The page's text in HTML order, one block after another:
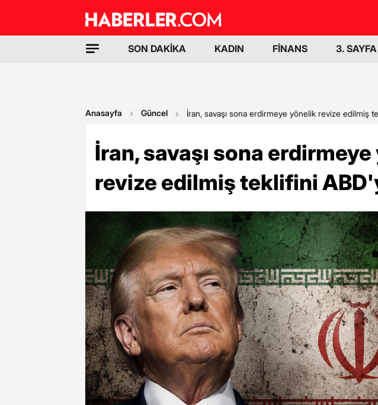
SON DAKİKA KADIN FİNANS 3. SAYFA
Anasayfa Güncel İran, savaşı sona erdirmeye yönelik revize edilmiş
İran, savaşı sona
revize edilmiş teklifini